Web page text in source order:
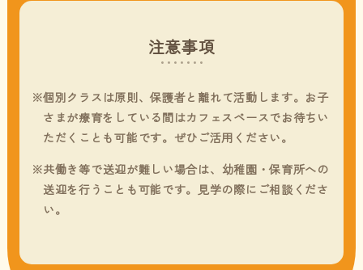
注意事項
個別クラスは原則、保護者と離れて活動します。お子
さまが療育をしている間はカフェスペースでお待ちい
ただくことも可能です。ぜひご活用ください。
共働き等で送迎が難しい場合は、幼稚園・保育所への
送迎を行うことも可能です。見学の際にご相談くださ
い。